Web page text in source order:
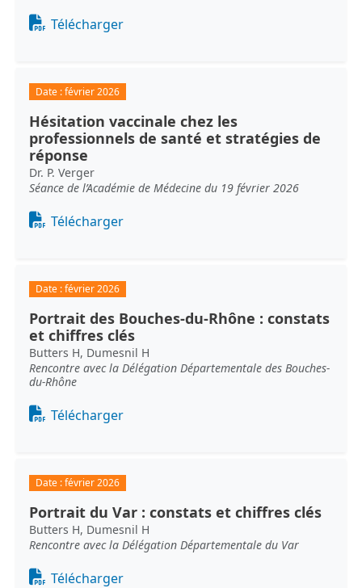
Document
Télécharger
Date :février 2026
Hésitation vaccinale chez les
professionnels de santé et stratégies de
réponse
Dr. P. Verger
Séance de l’Académie de Médecine du 19 février 2026
Document
Télécharger
Date :février 2026
Portrait des Bouches-du-Rhône : constats
et chiffres clés
Butters H, Dumesnil H
Rencontre avec la Délégation Départementale des Bouches-
du-Rhône
Document
Télécharger
Date :février 2026
Portrait du Var : constats et chiffres clés
Butters H, Dumesnil H
Rencontre avec la Délégation Départementale du Var
Document
Télécharger